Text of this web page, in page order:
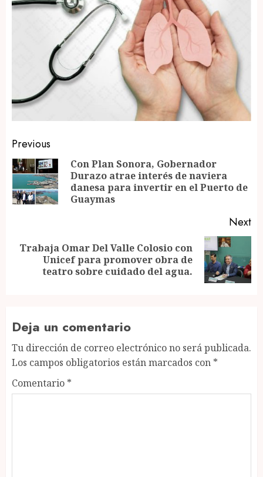
Post
navigation
Previous
Con Plan Sonora, Gobernador
Durazo atrae interés de naviera
danesa para invertir en el Puerto de
Guaymas
Next
Next
Trabaja Omar Del Valle Colosio con
Unicef para promover obra de
teatro sobre cuidado del agua.
Deja un comentario
Tu dirección de correo electrónico no será publicada.
Los campos obligatorios están marcados con *
Comentario *